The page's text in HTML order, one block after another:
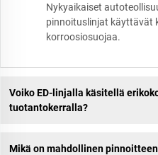
Nykyaikaiset
pinnoituslinjat käyttävät
korroosiosuojaa.
Voiko ED-linjalla käsitellä
tuotantokerralla?
Mikä on mahdollinen